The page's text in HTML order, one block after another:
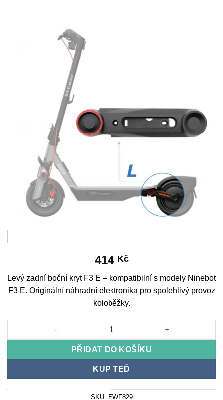
414 Kč
Levý zadní boční kryt F3 E – kompatibilní s modely Ninebot
F3 E. Originální náhradní elektronika pro spolehlivý provoz
koloběžky.
Left rear side cover of the F3 E množství
PŘIDAT DO KOŠÍKU
KUP TEĎ
SKU: EWF829